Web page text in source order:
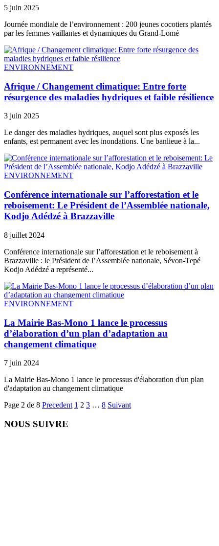
5 juin 2025
Journée mondiale de l’environnement : 200 jeunes cocotiers plantés
par les femmes vaillantes et dynamiques du Grand-Lomé
ENVIRONNEMENT
Afrique / Changement climatique: Entre forte
résurgence des maladies hydriques et faible résilience
3 juin 2025
Le danger des maladies hydriques, auquel sont plus exposés les
enfants, est permanent avec les inondations. Une banlieue à la...
ENVIRONNEMENT
Conférence internationale sur l’afforestation et le
reboisement: Le Président de l’Assemblée nationale,
Kodjo Adédzé à Brazzaville
8 juillet 2024
Conférence internationale sur l’afforestation et le reboisement à
Brazzaville : le Président de l’Assemblée nationale, Sévon-Tepé
Kodjo Adédzé a représenté...
ENVIRONNEMENT
La Mairie Bas-Mono 1 lance le processus
d’élaboration d’un plan d’adaptation au
changement climatique
7 juin 2024
La Mairie Bas-Mono 1 lance le processus d'élaboration d'un plan
d'adaptation au changement climatique
Page 2 de 8 Precedent 1 2 3 … 8 Suivant
NOUS SUIVRE